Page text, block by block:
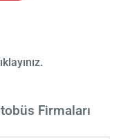
Firmaları